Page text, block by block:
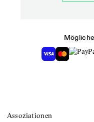
Assoziationen